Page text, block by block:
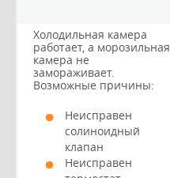
Холодильная камера
работает, а морозильная
камера не
замораживает.
Возможные причины:
Неисправен
солиноидный
клапан
Неисправен